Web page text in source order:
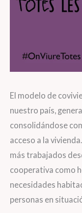
El modelo de
nuestro país,
consolidándose
acceso a la
más trabajados
cooperativa como
necesidades
personas en